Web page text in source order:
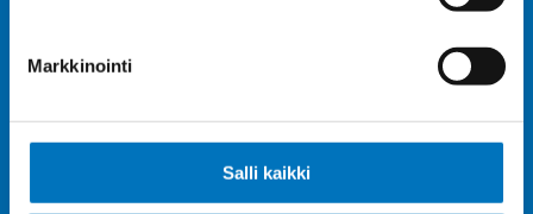
Markkinointi
Salli kaikki